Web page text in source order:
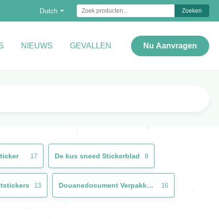
Dutch Zoeken
NIEUWS GEVALLEN Nu Aanvragen
17 De kus sneed Stickerblad 9
13 Douanedocument Verpakkend Vakje 16